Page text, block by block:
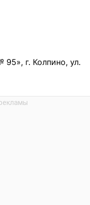
г. Колпино, ул.